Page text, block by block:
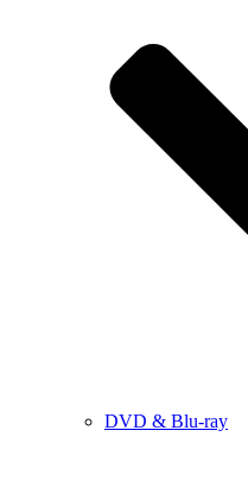
DVD & Blu-ray